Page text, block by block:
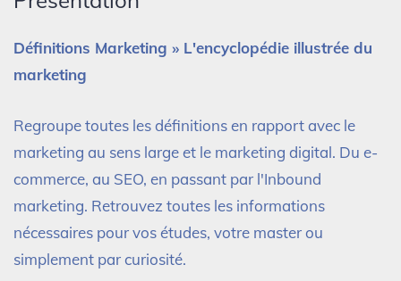
Définitions Marketing » L'encyclopédie illustrée du
marketing
Regroupe toutes les définitions en rapport avec le
marketing au sens large et le marketing digital. Du e-
commerce, au SEO, en passant par l'Inbound
marketing. Retrouvez toutes les informations
nécessaires pour vos études, votre master ou
simplement par curiosité.